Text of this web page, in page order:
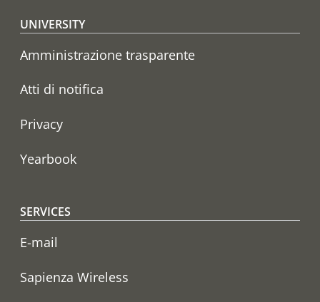
Footer menu
UNIVERSITY
Amministrazione trasparente
Atti di notifica
Privacy
Yearbook
SERVICES
E-mail
Sapienza Wireless